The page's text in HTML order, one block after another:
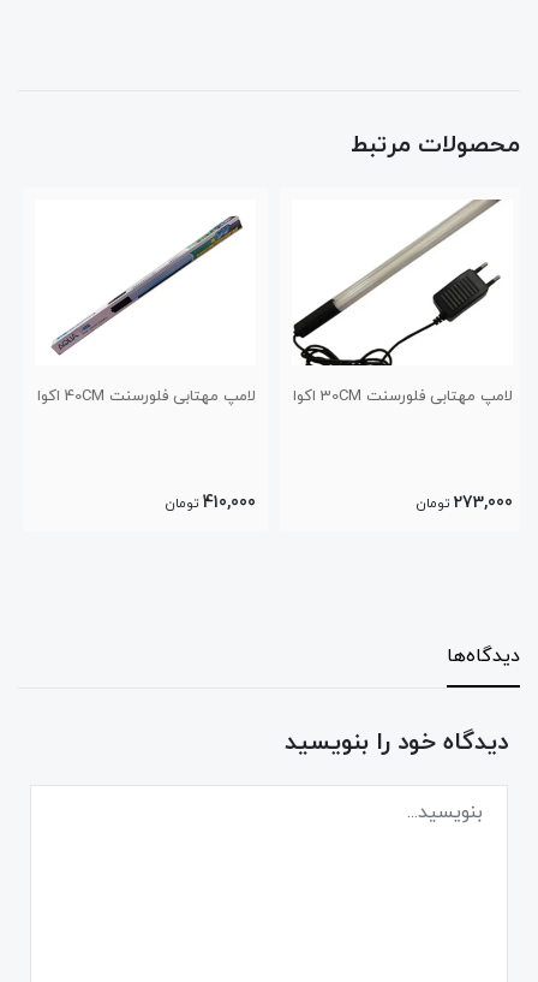
محصولات مرتبط
لامپ مهتابی فلورسنت 40CM اکوا
410,000
لامپ اکوا ال ای دی 20CM
770,000
دیدگاه‌ها
دیدگاه خود را بنویسید